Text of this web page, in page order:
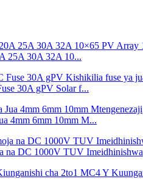
25A 30A 32A 10...
30A gPV Solar f...
4mm 6mm 10mm M...
na DC 1000V TUV Imeidhinishwa